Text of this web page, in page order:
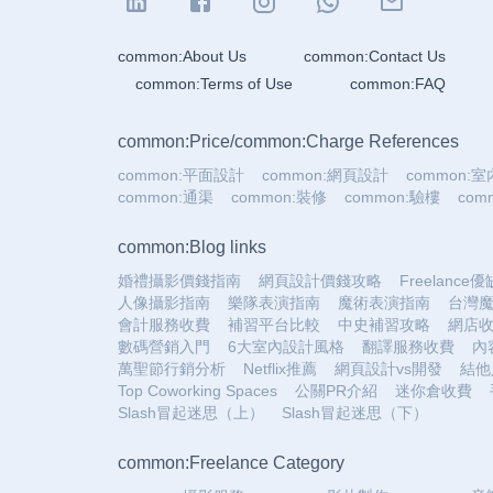
common:About Us
common:Contact Us
common:Terms of Use
common:FAQ
common:Price/common:Charge References
common:平面設計 common:網頁設計
common:室
common:通渠
common:裝修 common:驗樓
common:Blog links
婚禮攝影價錢指南 網頁設計價錢攻略
Freelance優
人像攝影指南
樂隊表演指南 魔術表演指南
台灣
會計服務收費
補習平台比較 中史補習攻略
網店
數碼營銷入門
6大室內設計風格 翻譯服務收費
內
萬聖節行銷分析
Netflix推薦 網頁設計vs開發
結
Top Coworking Spaces
公關PR介紹 迷你倉收費
Slash冒起迷思（上）
Slash冒起迷思（下）
common:Freelance Category